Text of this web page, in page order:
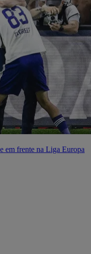
em frente na Liga Europa